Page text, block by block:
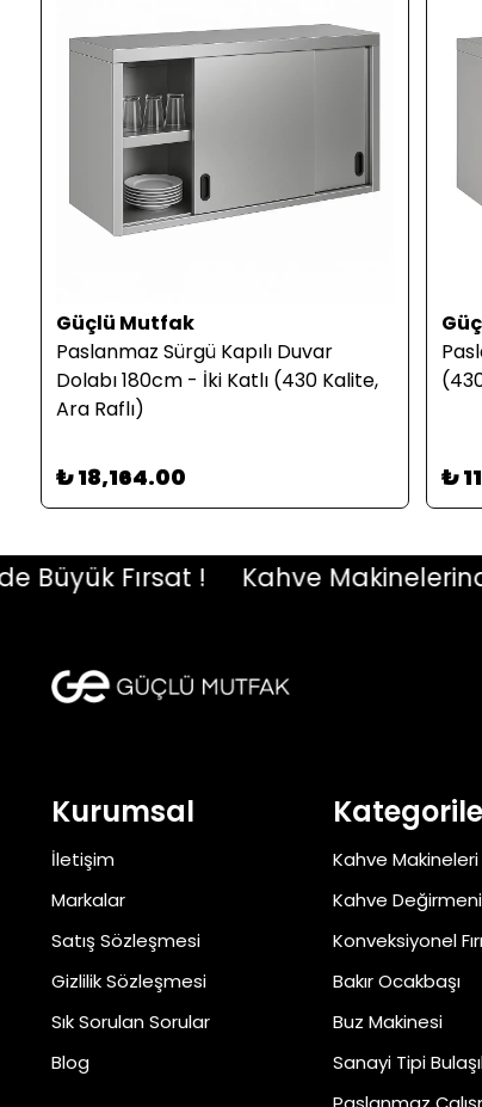
Güçlü Mutfak
Paslanmaz Sürgü Kapılı Duvar
Dolabı 180cm - İki Katlı (430 Kalite,
Ara Raflı)
₺ 18,164.00 ₺
Fırsat ! Kahve Makinelerinde
Kurumsal
İletişim
Markalar
Satış Sözleşmesi
Gizlilik Sözleşmesi
Sık Sorulan Sorular
Blog
Kahve Makineleri
Kahve Değirmeni
Konveksiyonel
Bakır Ocakbaşı
Buz Makinesi
Sanayi Tipi